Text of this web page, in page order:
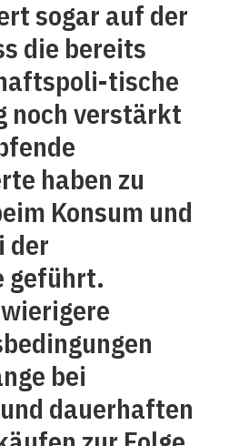
sogar auf der
die bereits
tische
noch verstärkt
haben zu
Konsum und
der
geführt.
bei
dauerhaften